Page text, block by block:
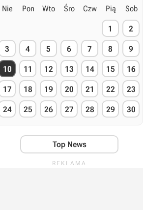
Nie Pon Wto Śro Czw Pią Sob
1 2
3 4 5 6 7 8 9
10 11 12 13 14 15 16
17 18 19 20 21 22 23
24 25 26 27 28 29 30
Top News